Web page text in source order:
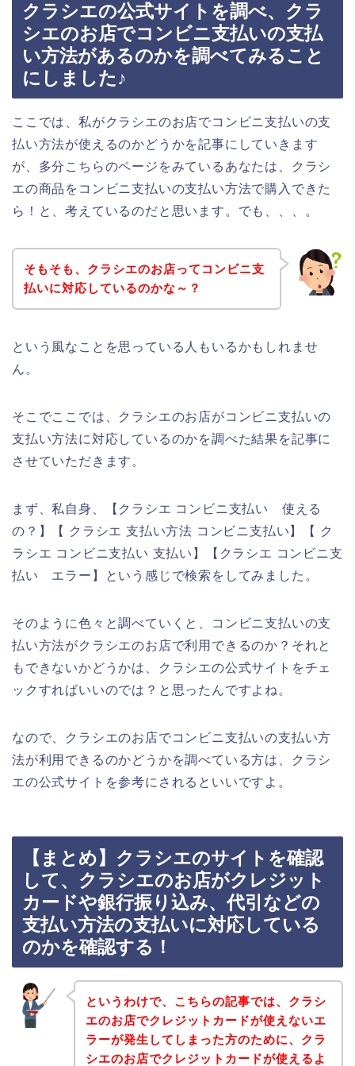
クラシエの公式サイトを調べ、クラ
シエのお店でコンビニ支払いの支払
い方法があるのかを調べてみること
にしました♪
ここでは、私がクラシエのお店でコンビニ支払いの支
払い方法が使えるのかどうかを記事にしていきます
が、多分こちらのページをみているあなたは、クラシ
エの商品をコンビニ支払いの支払い方法で購入できた
ら！と、考えているのだと思います。でも、、、。
そもそも、クラシエのお店ってコンビニ支
払いに対応しているのかな～？
という風なことを思っている人もいるかもしれませ
ん。
そこでここでは、クラシエのお店がコンビニ支払いの
支払い方法に対応しているのかを調べた結果を記事に
させていただきます。
まず、私自身、【クラシエ コンビニ支払い 使える
の？】【 クラシエ 支払い方法 コンビニ支払い】【 ク
ラシエ コンビニ支払い 支払い】【クラシエ コンビニ支
払い エラー】という感じで検索をしてみました。
そのように色々と調べていくと、コンビニ支払いの支
払い方法がクラシエのお店で利用できるのか？それと
もできないかどうかは、クラシエの公式サイトをチェ
ックすればいいのでは？と思ったんですよね。
なので、クラシエのお店でコンビニ支払いの支払い方
法が利用できるのかどうかを調べている方は、クラシ
エの公式サイトを参考にされるといいですよ。
【まとめ】クラシエのサイトを確認
して、クラシエのお店がクレジット
カードや銀行振り込み、代引などの
支払い方法の支払いに対応している
のかを確認する！
というわけで、こちらの記事では、クラシ
エのお店でクレジットカードが使えないエ
ラーが発生してしまった方のために、クラ
シエのお店でクレジットカードが使えるよ